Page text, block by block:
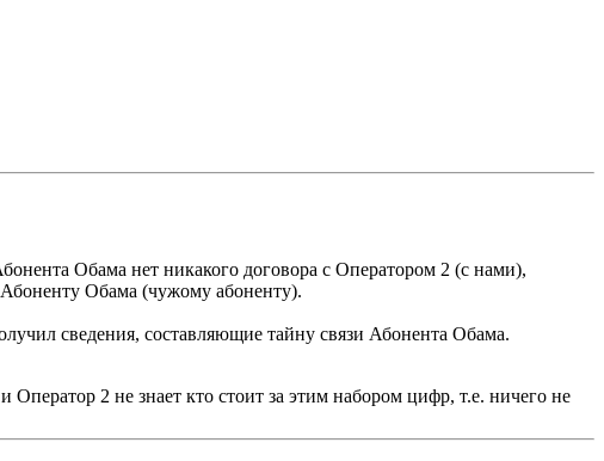
Обама нет никакого договора с Оператором 2 (с нами),
Обама (чужому абоненту).
сведения, составляющие тайну связи Абонента Обама.
2 не знает кто стоит за этим набором цифр, т.е. ничего не